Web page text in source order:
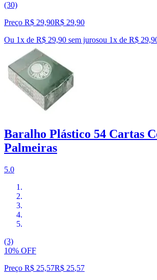
(30)
Preço R$ 29,90R$ 29,90
Ou 1x de R$ 29,90 sem jurosou 1x de R$
Baralho Plástico 54 Cartas
Palmeiras
5.0
(3)
10% OFF
Preço R$ 25,57R$ 25,57